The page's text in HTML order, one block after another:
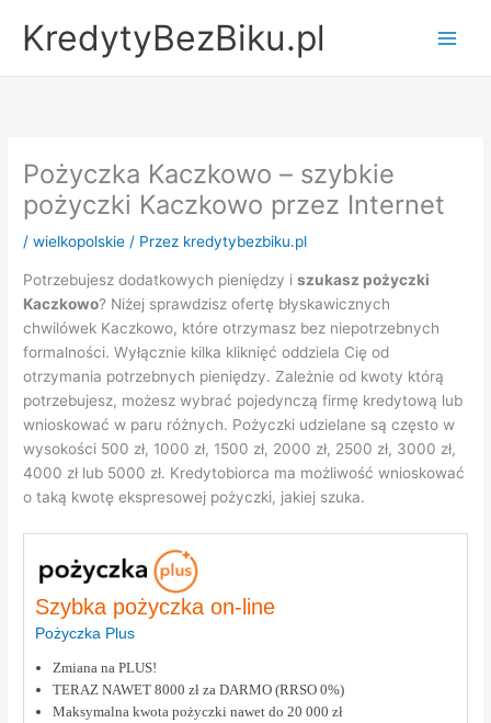
KredytyBezBiku.pl
Pożyczka Kaczkowo – szybkie
pożyczki Kaczkowo przez Internet
/wielkopolskie / Przez kredytybezbiku.pl
Potrzebujesz dodatkowych pieniędzy iszukasz pożyczki
Kaczkowo? Niżej sprawdzisz ofertę błyskawicznych
chwilówek Kaczkowo, które otrzymasz bez niepotrzebnych
formalności. Wyłącznie kilka kliknięć oddziela Cię od
otrzymania potrzebnych pieniędzy. Zależnie od kwoty którą
potrzebujesz, możesz wybrać pojedynczą firmę kredytową lub
wnioskować w paru różnych. Pożyczki udzielane są często w
wysokości 500 zł, 1000 zł, 1500 zł, 2000 zł, 2500 zł, 3000 zł,
4000 zł lub 5000 zł. Kredytobiorca ma możliwość wnioskować
o taką kwotę ekspresowej pożyczki, jakiej szuka.
Szybka pożyczka on-line
Pożyczka Plus
Zmiana na PLUS!
TERAZ NAWET 8000 zł za DARMO (RRSO 0%)
Maksymalna kwota pożyczki nawet do 20 000 zł